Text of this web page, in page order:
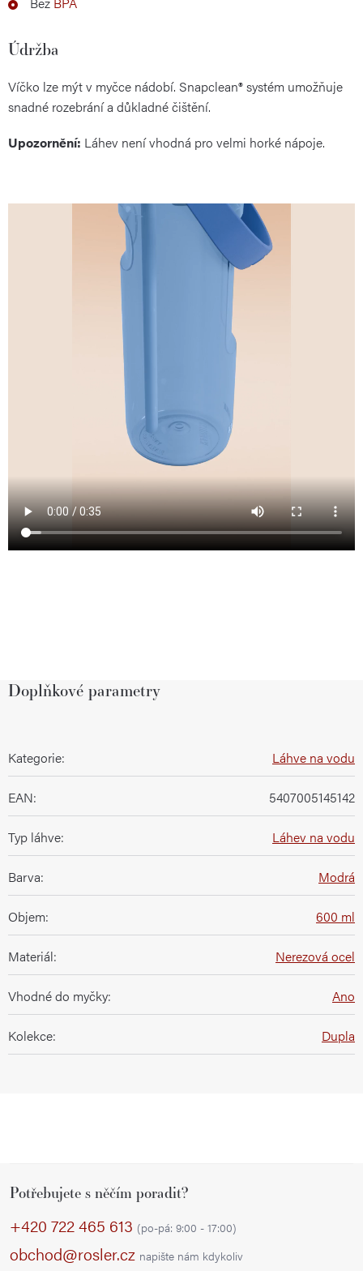
Údržba
Víčko lze mýt v myčce nádobí. Snapclean® systém umožňuje
snadné rozebrání a důkladné čištění.
Upozornění: Láhev není vhodná pro velmi horké nápoje.
Doplňkové parametry
Kategorie: Láhve na vodu
EAN: 5407005145142
Typ láhve: Láhev na vodu
Barva: Modrá
Objem: 600 ml
Materiál: Nerezová ocel
Vhodné do myčky: Ano
Kolekce: Dupla
Potřebujete s něčím poradit?
+420 722 465 613 (po-pá: 9:00 - 17:00)
obchod@rosler.cz napište nám kdykoliv